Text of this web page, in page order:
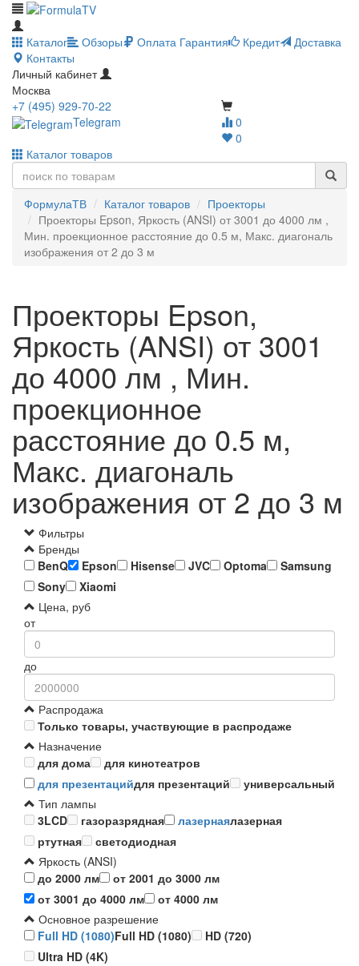
Каталог Обзоры Оплата Гарантия Кредит
Доставка
Контакты
Личный кабинет
Москва
0
0
+7 (495) 929-70-22
Telegram
Каталог товаров
ФормулаТВ Каталог товаров
Проекторы
Проекторы Epson, Яркость (ANSI) от 3001 до 4000 лм ,
Мин. проекционное расстояние до 0.5 м, Макс. диагональ
изображения от 2 до 3 м
Проекторы Epson,
Яркость (ANSI) от 3001
до 4000 лм , Мин.
проекционное
расстояние до 0.5 м,
Макс. диагональ
изображения от 2 до 3 м
Фильтры
Бренды
BenQ
Epson Hisense JVC Optoma
Samsung
Sony
Xiaomi
Цена, руб
от
до
Распродажа
Только товары, участвующие в распродаже
Назначение
для дома
для кинотеатров
для презентацийдля презентаций
универсальный
Тип лампы
3LCD
газоразрядная лазернаялазерная
ртутная
светодиодная
Яркость (ANSI)
до 2000 лм
от 2001 до 3000 лм
от 3001 до 4000 лм
от 4000 лм
Основное разрешение
Full HD (1080)Full HD (1080)
HD (720)
Ultra HD (4K)